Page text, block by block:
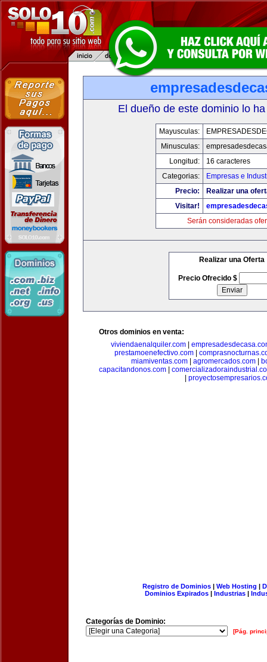
El dueño de este dominio lo
Mayusculas:
Minusculas:
Longitud:
16 caracteres
Categorias:
Empresas e
Precio:
Realizar una
Visitar!
Serán consideradas
Realizar una Oferta
Precio Ofrecido $
Otros dominios en venta:
viviendaenalquiler.com|
prestamoenefectivo.com
miamiventas.com
agromercados.com
capacitandonos.com
Registro de Dominios| Web Hosting |
Dominios Expirados | Industrias |
Categorías de Dominio:
[Pág.